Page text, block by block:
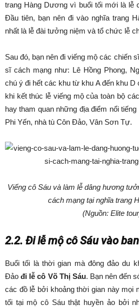
trang Hàng Dương vì buổi tối mới là lễ
Đầu tiên, bạn nên đi vào nghĩa trang
nhất là lễ đài tưởng niệm và tổ chức lễ
Sau đó, bạn nên đi viếng mộ các chiến
sĩ cách mạng như: Lê Hồng Phong,
chú ý đi hết các khu từ khu A đến khu D
khi kết thúc lễ viếng mộ của toàn bộ
hay tham quan những địa điểm nổi
Phi Yến, nhà tù Côn Đảo, Vân Sơn Tự.
Viếng cô Sáu và làm lễ dâng hương
cách mạng tại nghĩa trang
(Nguồn: Elite
2.2. Đi lễ mộ cô Sáu vào
Buổi tối là thời gian mà đông đảo du
Đảođi lễ cô Võ Thị Sáu. Bạn nên đến
các đồ lễ bởi khoảng thời gian này mọi
tối tại mộ cô Sáu thật huyền ảo bởi